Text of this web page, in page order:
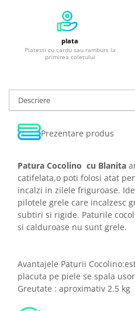
plata
Platesti cu cardu sau ramburs la
primirea coletului
Descriere
Prezentare produs
Patura Cocolino cu Blanita
catifelata,o poti folosi atat
incalzi in zilele friguroase.
pilotele grele care incalzesc
subtiri si rigide. Paturile
si calduroase nu sunt grele.
Avantajele Paturii
placuta pe piele se spala
Greutate : aproximativ 2.5 kg